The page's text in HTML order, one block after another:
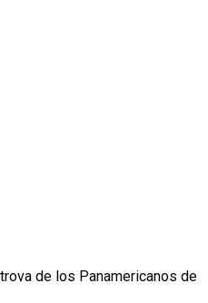
de los Panamericanos de